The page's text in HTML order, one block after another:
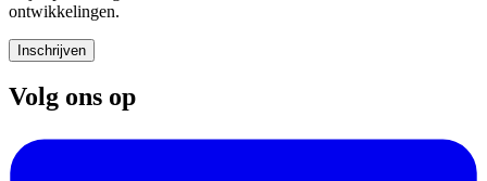
ontwikkelingen.
Inschrijven
Volg ons op